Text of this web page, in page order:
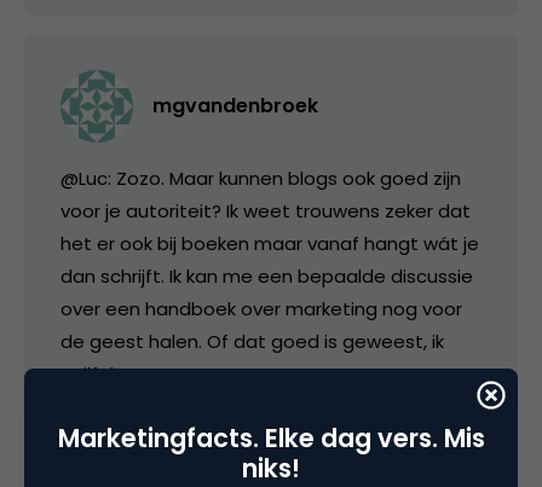
mgvandenbroek
@Luc: Zozo. Maar kunnen blogs ook goed zijn
voor je autoriteit? Ik weet trouwens zeker dat
het er ook bij boeken maar vanaf hangt wát je
dan schrijft. Ik kan me een bepaalde discussie
over een handboek over marketing nog voor
de geest halen. Of dat goed is geweest, ik
twijfel er aan.
19 januari 2010 om 14:01
Marketingfacts. Elke dag vers. Mis
niks!